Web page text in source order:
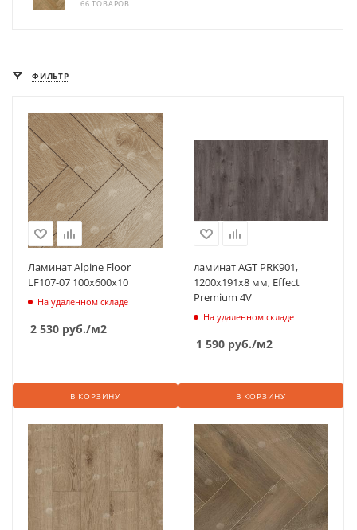
66 ТОВАРОВ
ФИЛЬТР
Ламинат Alpine Floor
LF107-07 100х600х10
На удаленном складе
2 530 руб./м2
В КОРЗИНУ
ламинат AGT PRK901,
1200х191х8 мм, Effect
Premium 4V
На удаленном складе
1 590 руб./м2
В КОРЗИНУ